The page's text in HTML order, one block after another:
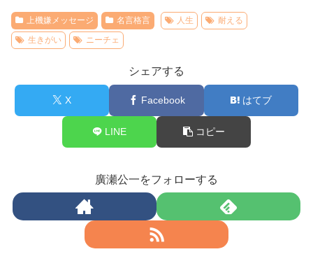
上機嫌メッセージ 名言格言 人生
耐える
生きがい
ニーチェ
シェアする
X Facebook はてブ
LINE コピー
廣瀬公一をフォローする